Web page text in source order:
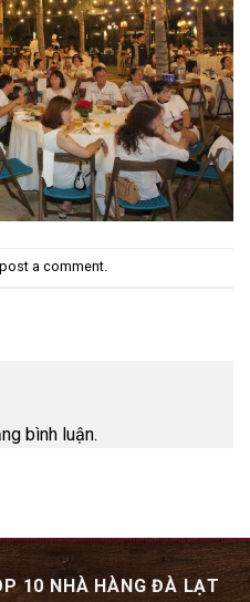
post a comment.
bình luận.
10 NHÀ HÀNG ĐÀ LẠT